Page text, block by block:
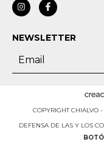
NEWSLETTER
COPYRIGHT CHIALVO
DEFENSA DE LAS Y LOS